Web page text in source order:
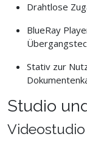
Drahtlose
BlueRay
Stativ zur
Studio
Videostudio